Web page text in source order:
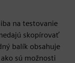
na testovanie
skopírovať
balík obsahuje
sú možnosti